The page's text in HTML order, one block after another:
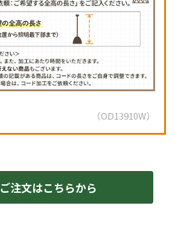
OD13910W
ご注文はこちらから